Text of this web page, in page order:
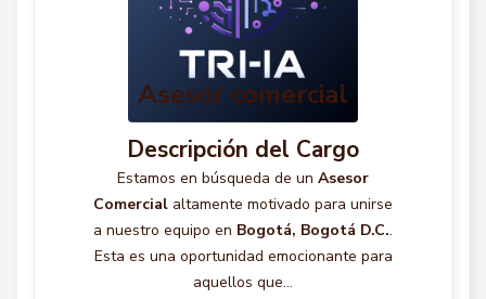
Asesor comercial
Descripción del Cargo
Estamos en búsqueda de un Asesor
Comercial altamente motivado para unirse
a nuestro equipo en Bogotá, Bogotá D.C..
Esta es una oportunidad emocionante para
aquellos que...